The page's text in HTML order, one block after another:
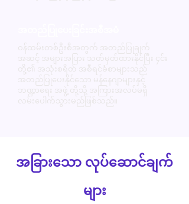
ဝန်ထမ်းတစ်ဦးစီအတွက် အတည်ပြုချက်
အဆင့် အများအပြား သတ်မှတ်ထားနိုင်ပြီး ၄င်း
တို့၏ အသုံးစရိတ် အစီရင်ခံစာများသည်
အတည်ပြုပေးနိုင်သော မန်နေဂျာများနှင့်
ဘဏ္ဍာရေး အဖွဲ့ တို့သို့ အကြားအလပ်မရှိ
လမ်းပေါက်သွားမည်ဖြစ်သည်။
အခြားသော လုပ်ဆောင်ချက်
များ